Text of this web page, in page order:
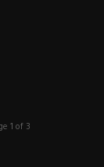
1 of 3